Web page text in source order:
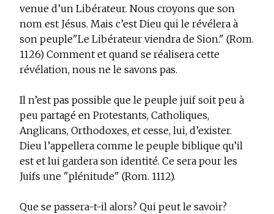
venue d’un Libérateur. Nous croyons que son
nom est Jésus. Mais c’est Dieu qui le révélera à
son peuple"Le Libérateur viendra de Sion." (Rom.
1126) Comment et quand se réalisera cette
révélation, nous ne le savons pas.
Il n’est pas possible que le peuple juif soit peu à
peu partagé en Protestants, Catholiques,
Anglicans, Orthodoxes, et cesse, lui, d’exister.
Dieu l’appellera comme le peuple biblique qu’il
est et lui gardera son identité. Ce sera pour les
Juifs une "plénitude" (Rom. 1112).
Que se passera-t-il alors? Qui peut le savoir?